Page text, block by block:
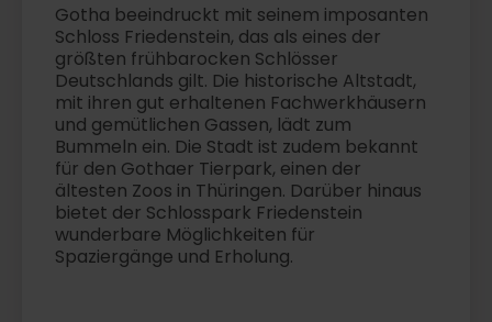
Gotha beeindruckt mit seinem imposanten
Schloss Friedenstein, das als eines der
größten frühbarocken Schlösser
Deutschlands gilt. Die historische Altstadt,
mit ihren gut erhaltenen Fachwerkhäusern
und gemütlichen Gassen, lädt zum
Bummeln ein. Die Stadt ist zudem bekannt
für den Gothaer Tierpark, einen der
ältesten Zoos in Thüringen. Darüber hinaus
bietet der Schlosspark Friedenstein
wunderbare Möglichkeiten für
Spaziergänge und Erholung.